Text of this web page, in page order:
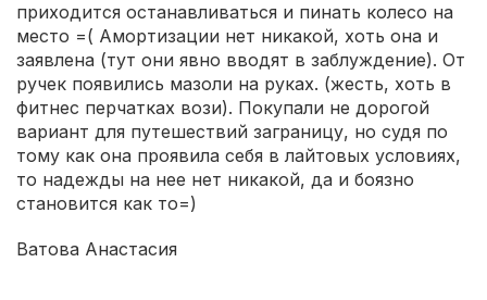
приходится останавливаться и пинать колесо на
место =( Амортизации нет никакой, хоть она и
заявлена (тут они явно вводят в заблуждение). От
ручек появились мазоли на руках. (жесть, хоть в
фитнес перчатках вози). Покупали не дорогой
вариант для путешествий заграницу, но судя по
тому как она проявила себя в лайтовых условиях,
то надежды на нее нет никакой, да и боязно
становится как то=)
Ватова Анастасия